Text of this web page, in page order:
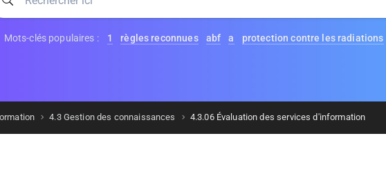
Mots-clés populaires : 1 règles reconnues abf a protection contre les radiations
4.3 Gestion des connaissances 4.3.06 Évaluation des services d'information